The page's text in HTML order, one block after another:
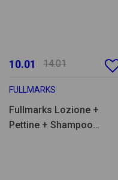
10.01 14.01
FULLMARKS
Fullmarks Lozione +
Pettine + Shampoo